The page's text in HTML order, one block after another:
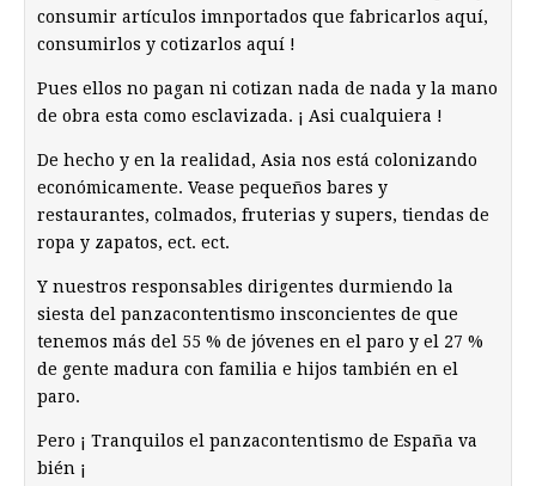
consumir artículos imnportados que fabricarlos aquí,
consumirlos y cotizarlos aquí !
Pues ellos no pagan ni cotizan nada de nada y la mano
de obra esta como esclavizada. ¡ Asi cualquiera !
De hecho y en la realidad, Asia nos está colonizando
económicamente. Vease pequeños bares y
restaurantes, colmados, fruterias y supers, tiendas de
ropa y zapatos, ect. ect.
Y nuestros responsables dirigentes durmiendo la
siesta del panzacontentismo insconcientes de que
tenemos más del 55 % de jóvenes en el paro y el 27 %
de gente madura con familia e hijos también en el
paro.
Pero ¡ Tranquilos el panzacontentismo de España va
bién ¡